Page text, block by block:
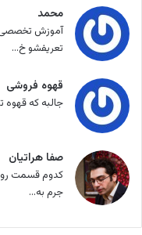
محمد
آموزش تخصصی
تعریفشو خ...
قهوه فروشی
جالبه که قهوه
صفا هراتیان
کدوم قسمت
جرم به...